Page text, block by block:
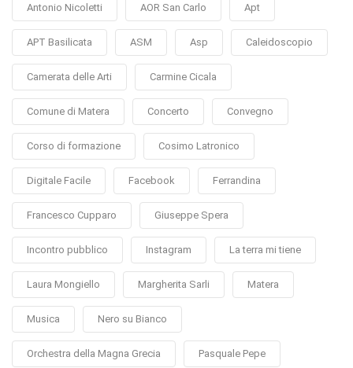
Antonio Nicoletti AOR San Carlo Apt
APT Basilicata ASM Asp Caleidoscopio
Camerata delle Arti Carmine Cicala
Comune di Matera Concerto Convegno
Corso di formazione Cosimo Latronico
Digitale Facile Facebook Ferrandina
Francesco Cupparo Giuseppe Spera
Incontro pubblico Instagram La terra mi tiene
Laura Mongiello Margherita Sarli Matera
Musica Nero su Bianco
Orchestra della Magna Grecia Pasquale Pepe